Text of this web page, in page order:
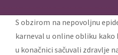
S obzirom na nepovoljnu
karneval u online obliku
u konačnici sačuvali zdravlje